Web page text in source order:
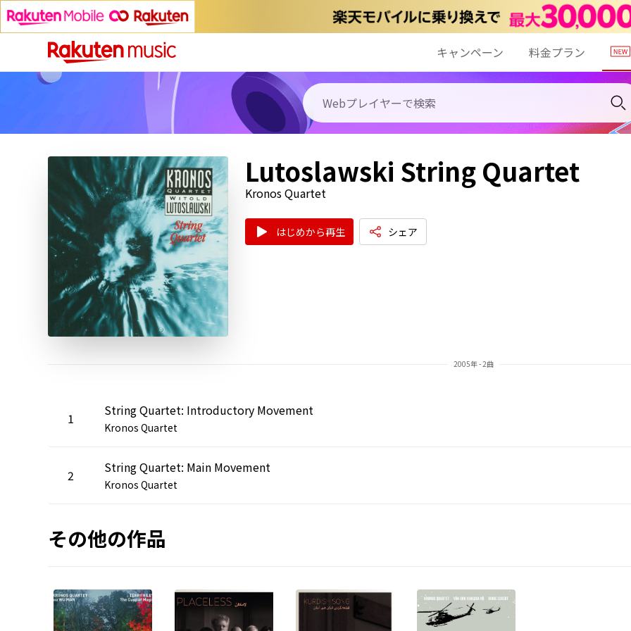
キャンペーン 料金プラン
Lutoslawski String Quartet
Kronos Quartet
はじめから再生 シェア
2005年 - 2曲
1 String Quartet: Introductory Movement
Kronos Quartet
2 String Quartet: Main Movement
Kronos Quartet
その他の作品